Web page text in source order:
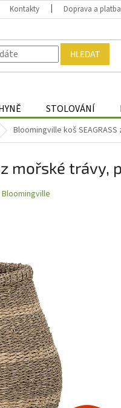
Kontakty Doprava a platba
HLEDAT
STOLOVÁNÍ
Bloomingville koš
mořské trávy,
Bloomingville